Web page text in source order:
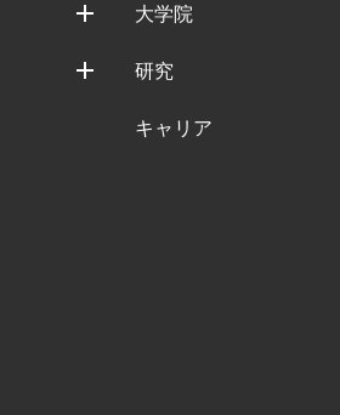
大学院
研究
キャリア